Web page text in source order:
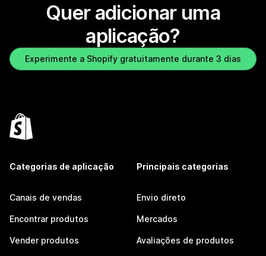
Quer adicionar uma
aplicação?
Experimente a Shopify gratuitamente durante 3 dias
Categorias de aplicação
Canais de vendas
Encontrar produtos
Vender produtos
Principais categorias
Envio direto
Mercados
Avaliações de produtos